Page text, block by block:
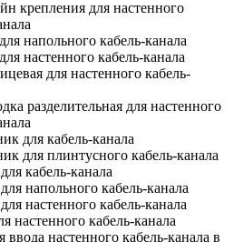
крепления для настенного
напольного кабель-канала
настенного кабель-канала
для настенного кабель-
разделительная для настенного
для кабель-канала
для плинтусного кабель-канала
кабель-канала
напольного кабель-канала
настенного кабель-канала
настенного кабель-канала
ввода настенного кабель-канала в